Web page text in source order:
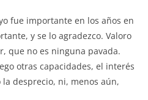
fue importante en los años en
y se lo agradezco. Valoro
que no es ninguna pavada.
otras capacidades, el interés
desprecio, ni, menos aún,